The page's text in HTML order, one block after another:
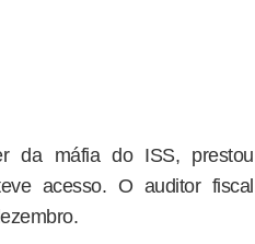
da máfia do ISS, prestou
acesso. O auditor fiscal